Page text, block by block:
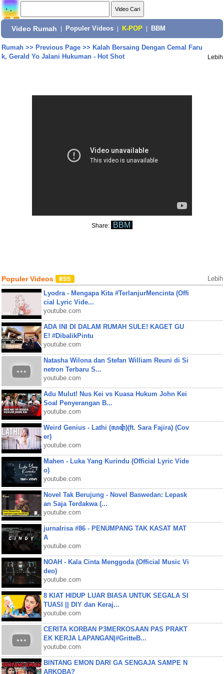
Video Rumah Populer Videos K-POP BBM
Rumah>> Previous Page>> Kalah Bersaing Dengan Cemal Faru
k, Gerald Yo Jalani Hukuman - Hot Shot
Lebih
Share: BBM
Populer Videos Lebih
Lyodra - Mengapa Kita #TerlanjurMencinta (Offi
cial Lyric Vide...
youtube.com
ADA INI DI DALAM RUMAH SULE! KAGET GU
E! #DibalikPintu
youtube.com
Natasha Wilona dan Stefan William Reuni di Si
netron Terbaru S...
youtube.com
Adu Mulut! Nus Kei vs Kuasa Hukum John Kei
Soal Penyerangan B...
youtube.com
Weird Genius - Lathi (ꦭꦛꦶ)(ft. Sara Fajira) (Cov
er)
youtube.com
Mahen - Luka Yang Kurindu (Official Lyric Vide
o)
youtube.com
Novel Tak Berujung - Novel Baswedan: Lepask
an Saja Terdakwa (...
youtube.com
jurnalrisa #86 - PENUMPANG TAK KASAT MAT
A
youtube.com
NOAH - Kala Cinta Menggoda (Official Music Vi
deo)
youtube.com
8 KIAT HIDUP LUAR BIASA UNTUK SEGALA SI
TUASI || DIY dan Keraj...
youtube.com
CERITA KORBAN P3MERKOSAAN PAS PRAKT
EK KERJA LAPANGAN|#GritteB...
youtube.com
BINTANG EMON DARI GA SENGAJA SAMPE N
ARKOBA?